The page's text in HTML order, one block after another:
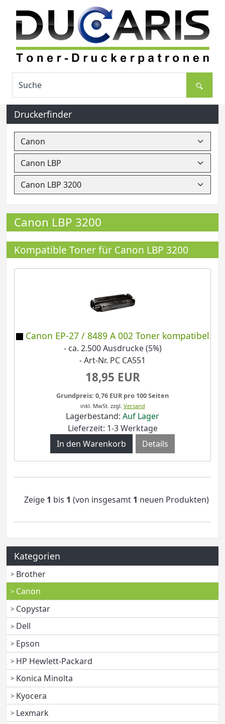
Druckerfinder
Canon LBP 3200
Kompatible Toner für Canon LBP 3200
Canon EP-27 / 8489 A 002 Toner kompatibel
- ca. 2.500 Ausdrucke (5%)
- Art-Nr. PC CA551
18,95 EUR
Grundpreis: 0,76 EUR pro 100 Seiten
inkl. MwSt. zzgl. Versand
Lagerbestand: Auf Lager
Lieferzeit: 1-3 Werktage
Details
Zeige 1 bis 1 (von insgesamt 1 neuen Produkten)
Kategorien
Brother
Canon
Copystar
Dell
Epson
HP Hewlett-Packard
Konica Minolta
Kyocera
Lexmark